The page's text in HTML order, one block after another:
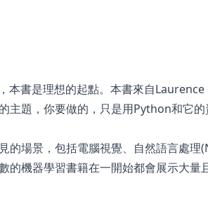
本書是理想的起點。本書來自
主題，你要做的，只是用Python和它的
的場景，包括電腦視覺、自然語言處
的機器學習書籍在一開始都會展示大